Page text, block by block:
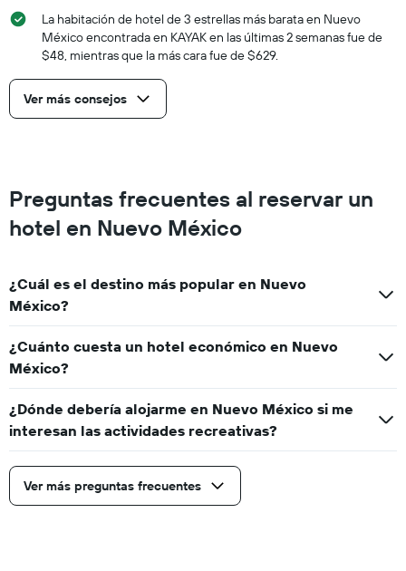
La habitación de hotel de 3 estrellas más barata en Nuevo
México encontrada en KAYAK en las últimas 2 semanas fue de
$48, mientras que la más cara fue de $629.
Ver más consejos
Preguntas frecuentes al reservar un
hotel en Nuevo México
¿Cuál es el destino más popular en Nuevo
México?
¿Cuánto cuesta un hotel económico en Nuevo
México?
¿Dónde debería alojarme en Nuevo México si me
interesan las actividades recreativas?
Ver más preguntas frecuentes